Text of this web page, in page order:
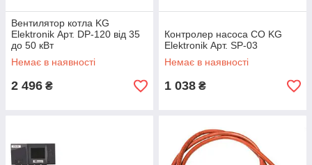
Вентилятор котла KG
Elektronik Арт. DP-120 від 35
до 50 кВт
Немає в наявності
2 496 ₴
Контролер насоса СО KG
Elektronik Арт. SP-03
Немає в наявності
1 038 ₴